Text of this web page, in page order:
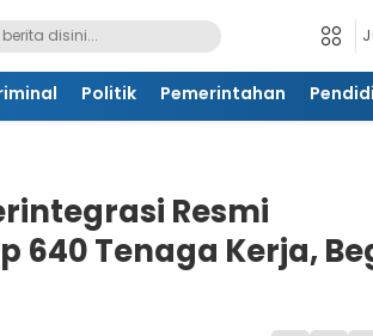
Politik Pemerintahan
Resmi
640 Tenaga Kerja,